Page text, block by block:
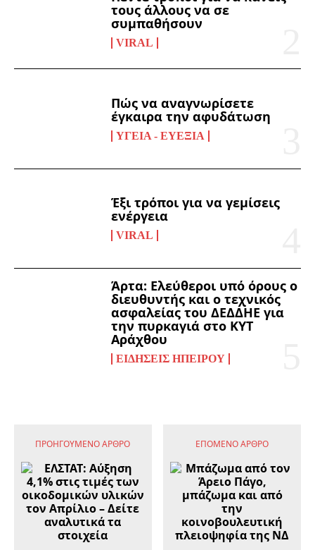
τους άλλους να σε
συμπαθήσουν
VIRAL
Πώς να αναγνωρίσετε
έγκαιρα την αφυδάτωση
ΥΓΕΊΑ - ΕΥΕΞΊΑ
Έξι τρόποι για να γεμίσεις
ενέργεια
VIRAL
Άρτα: Ελεύθεροι υπό όρους ο
διευθυντής και ο τεχνικός
ασφαλείας του ΔΕΔΔΗΕ για
την πυρκαγιά στο ΚΥΤ
Αράχθου
ΕΙΔΉΣΕΙΣ ΗΠΕΊΡΟΥ
ΠΡΟΗΓΟΎΜΕΝΟ ΆΡΘΡΟ ΕΠΌΜΕΝΟ ΆΡΘΡΟ